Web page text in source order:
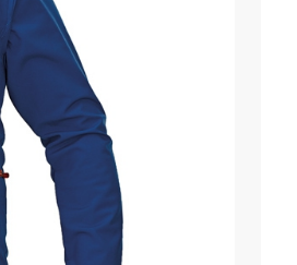
Фартуки
Костюмы
Серия MAX
Серия Neurum
Серия Comfort